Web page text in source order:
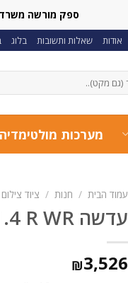
ספק מורשה משרד
אודות שאלות ותשובות בלוג
מערכות מולטימדיה
עמוד הבית / חנות / ציוד צילום
‏עדשה Fuji XF 16mm F/1.4 R WR פוג'י
₪3,526